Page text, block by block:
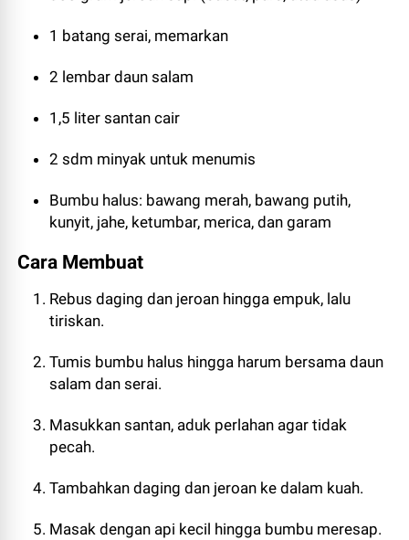
1 batang serai, memarkan
2 lembar daun salam
1,5 liter santan cair
2 sdm minyak untuk menumis
Bumbu halus: bawang merah, bawang putih,
kunyit, jahe, ketumbar, merica, dan garam
Cara Membuat
Rebus daging dan jeroan hingga empuk, lalu
tiriskan.
Tumis bumbu halus hingga harum bersama daun
salam dan serai.
Masukkan santan, aduk perlahan agar tidak
pecah.
Tambahkan daging dan jeroan ke dalam kuah.
Masak dengan api kecil hingga bumbu meresap.